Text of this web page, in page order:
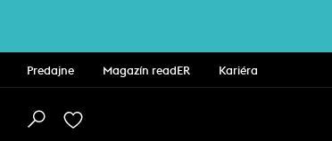
Predajne Magazín readER Kariéra